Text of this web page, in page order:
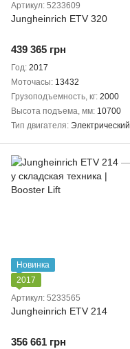
Артикул: 5233609
Jungheinrich ETV 320
439 365 грн
Год 2017
Моточасы 13432
Грузоподъемность, кг 2000
Высота подъема, мм 10700
Тип двигателя Электрический
Новинка
2017
Артикул: 5233565
Jungheinrich ETV 214
356 661 грн